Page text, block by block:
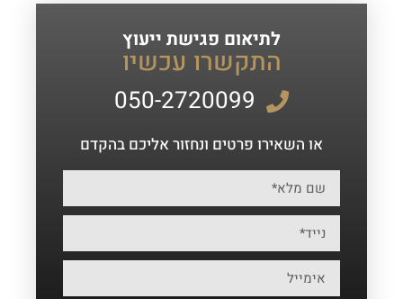
לתיאום פגישת ייעוץ
התקשרו עכשיו
050-2720099
או השאירו פרטים ונחזור אליכם בהקדם